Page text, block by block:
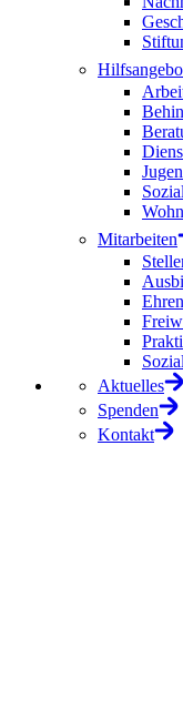
Mitarbeiten
Aktuelles
Spenden
Kontakt